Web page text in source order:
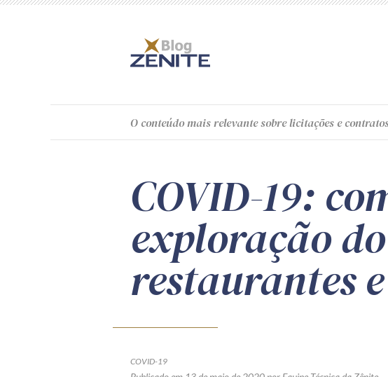
O conteúdomais relevante sobre licitações e
COVID-19:
exploração
restaurantes
COVID-19